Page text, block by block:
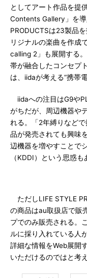
としてアート作品を提
Contents Gallery」を
PRODUCTSは23製品
リジナルの楽曲を作成
calling 2」も展開する
帯が融合したコンセプ
は、iidaが考える“携帯
iidaへの注目はG9や
がちだが、周辺機器や
れる。「2年縛りなど
品が発売されても興味
辺機器を増やすことで
（KDDI）という思惑も
ただしLIFE STYLE
の商品はau取扱店で販
プでのみ販売される。
ルに採り入れている人
詳細な情報をWeb展開
いただけるのではと考